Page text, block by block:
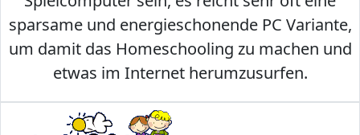
sparsame und energieschonende PC Variante,
um damit das Homeschooling zu machen und
etwas im Internet herumzusurfen.